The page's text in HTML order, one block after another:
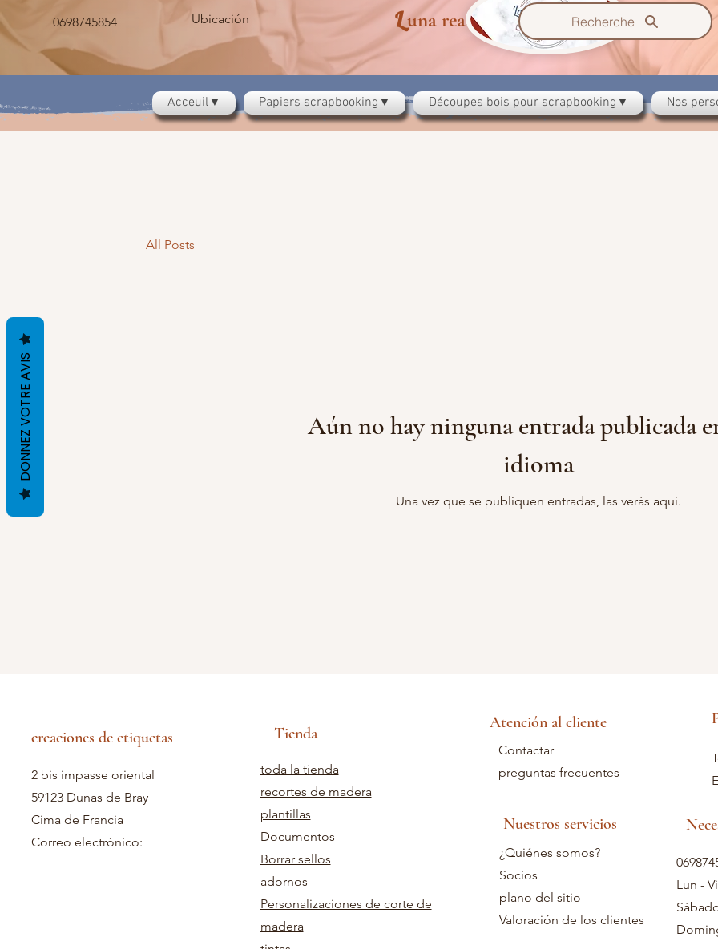
Acceuil▼ Papiers scrapbooking▼ Découpes bois pour scrapbooking▼ Nos
0698745854 Ubicación Luna reaciónBel Recherche
All Posts
Aún no hay ninguna entrada publicada
idioma
Una vez que se publiquen entradas, las verás aquí.
creaciones de etiquetas
2 bis impasse oriental
59123 Dunas de Bray
Cima de Francia
Correo electrónico:
Tienda
toda la tienda
recortes de madera
plantillas
Documentos
Borrar sellos
adornos
Personalizaciones de corte de
madera
Lun -
¿Quiénes somos?
Socios
plano del sitio
Valoración de los clientes
Nuestros servicios
Contactar
preguntas frecuentes
Atención al cliente
DONNEZ VOTRE AVIS